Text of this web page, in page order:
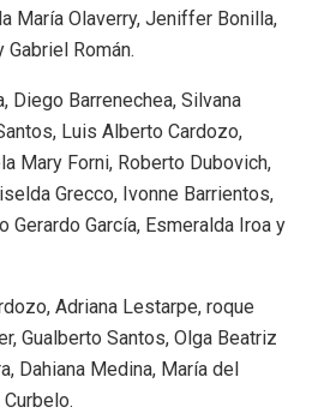
María Olaverry, Jeniffer Bonilla,
Román.
Diego Barrenechea, Silvana
Luis Alberto Cardozo,
Mary Forni, Roberto Dubovich,
Grecco, Ivonne Barrientos,
Gerardo García, Esmeralda Iroa y
Adriana Lestarpe, roque
Gualberto Santos, Olga Beatriz
Dahiana Medina, María del